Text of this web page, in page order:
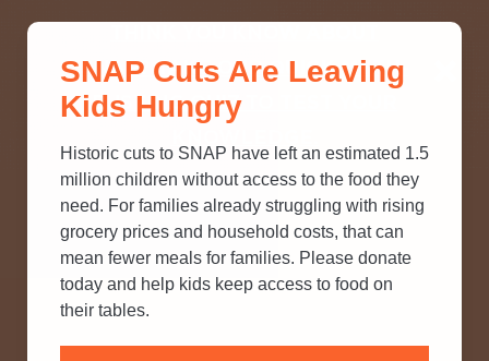
SNAP? TAKE OUR QUICK MYTH-
BUSTING QUIZ TO TEST YOUR
SNAP Cuts Are Leaving
Kids Hungry
Historic cuts to SNAP have left an estimated 1.5
million children without access to the food they
need. For families already struggling with rising
grocery prices and household costs, that can
mean fewer meals for families. Please donate
today and help kids keep access to food on
their tables.